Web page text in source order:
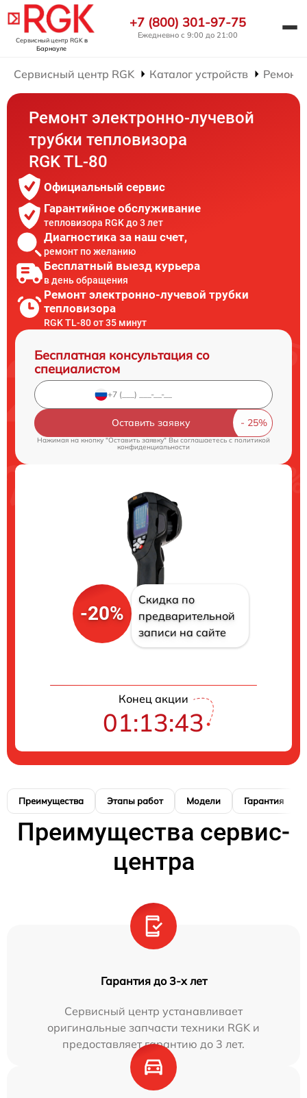
Сервисный центр RGKв
Барнауле
+7 (800) 301-97-75
Ежедневно с 9:00 до 21:00
Сервисный центр RGK Каталог устройств Ремонт
Ремонт электронно-лучевой
трубки тепловизора
RGK TL-80
Официальный сервис
Гарантийное обслуживание
тепловизора RGK до 3 лет
Диагностика за наш счет,
ремонт по желанию
Бесплатный выезд курьера
в день обращения
Ремонт электронно-лучевой трубки
тепловизора
RGK TL-80 от 35 минут
Бесплатная консультация со
специалистом
Оставить заявку
Нажимая на кнопку "Оставить заявку" Вы соглашаетесь cполитикой
конфиденциальности
-20%
Скидка по
предварительной
записи на сайте
Конец акции
01:13:43
Преимущества Этапы работ Модели Гарантия
Преимущества сервис-
центра
Гарантия до 3-х лет
Сервисный центр устанавливает
оригинальные запчасти техники RGK и
предоставляет гарантию до 3 лет.